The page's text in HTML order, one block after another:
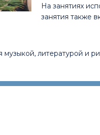
На занятиях
занятия также
музыкой, литературой и